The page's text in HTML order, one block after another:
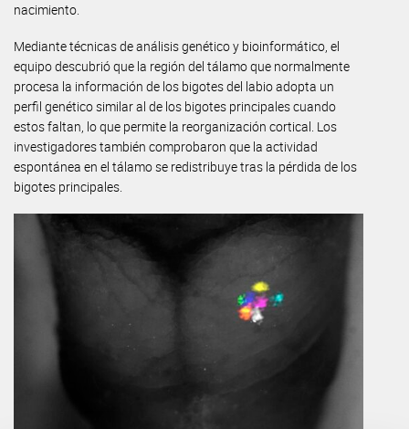
nacimiento.
Mediante técnicas de análisis genético y bioinformático, el
equipo descubrió que la región del tálamo que normalmente
procesa la información de los bigotes del labio adopta un
perfil genético similar al de los bigotes principales cuando
estos faltan, lo que permite la reorganización cortical. Los
investigadores también comprobaron que la actividad
espontánea en el tálamo se redistribuye tras la pérdida de los
bigotes principales.